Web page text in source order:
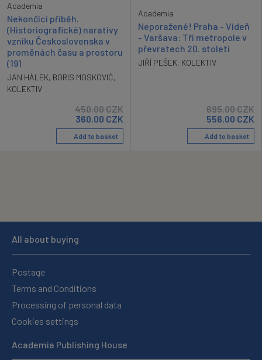
Academia
Nekončící příběh.
(Historiografické) narativy
vzniku Československa v
proměnách času a prostoru
(191
JAN HÁLEK, BORIS MOSKOVIĆ,
KOLEKTIV
450.00CZK
360.00 CZK
Add to basket
Academia
Neporažené! Praha - Vídeň
- Varšava: Tři metropole v
převratech 20. století
JIŘÍ PEŠEK, KOLEKTIV
695.00CZK
556.00 CZK
Add to basket
All about buying
Postage
Terms and Conditions
Processing of personal data
Cookies settings
Academia Publishing House